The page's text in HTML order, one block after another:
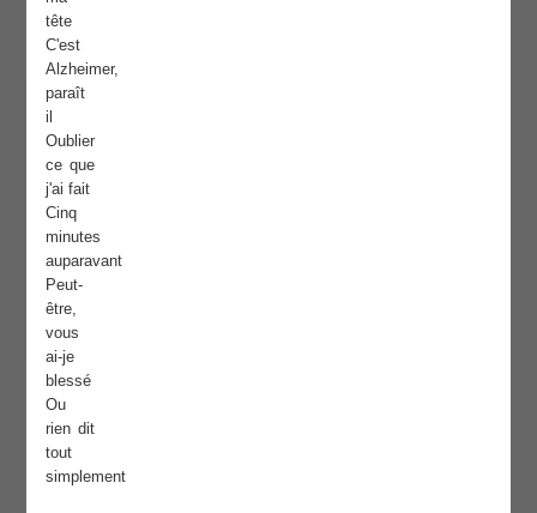
tête
C'est
Alzheimer,
paraît
il
Oublier
ce que
j'ai fait
Cinq
minutes
auparavant
Peut-
être,
vous
ai-je
blessé
Ou
rien dit
tout
simplement